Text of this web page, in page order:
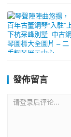
發佈留言
请登录后评论...